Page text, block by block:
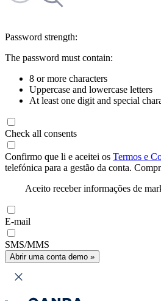
Password strength:
The password must contain:
8 or more characters
Uppercase and lowercase letters
At least one digit and special
Check all consents
Confirmo que li e aceitei os Termos e
telefónica para a gestão da conta.
Aceito receber informações de
E-mail
SMS/MMS
Abrir uma conta demo »